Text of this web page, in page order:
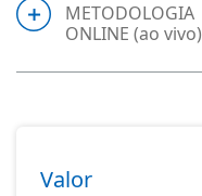
METODOLOGIA
ONLINE (ao vivo)
Valor